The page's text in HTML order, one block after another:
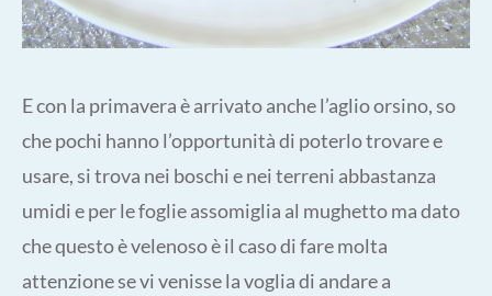
E con la primavera è arrivato anche l’aglio orsino, so
che pochi hanno l’opportunità di poterlo trovare e
usare, si trova nei boschi e nei terreni abbastanza
umidi e per le foglie assomiglia al mughetto ma dato
che questo è velenoso è il caso di fare molta
attenzione se vi venisse la voglia di andare a